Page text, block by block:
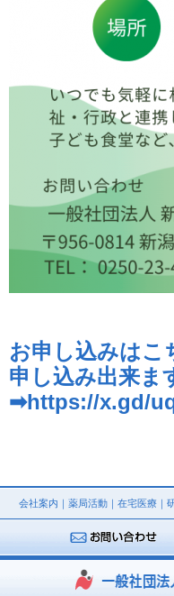
お申し込みはこ
申し込み出来ま
➡https://x.gd/
会社案内 ｜ 薬局活動｜ 在宅医療｜